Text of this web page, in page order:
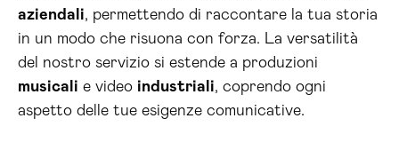
aziendali, permettendo di raccontare la tua storia
in un modo che risuona con forza. La versatilità
del nostro servizio si estende a produzioni
musicali e video industriali, coprendo ogni
aspetto delle tue esigenze comunicative.